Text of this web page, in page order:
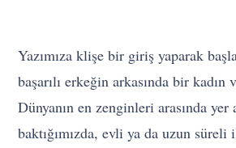
Yazımıza klişe bir giriş yaparak
başarılı erkeğin arkasında bir kadın
Dünyanın en zenginleri arasında
baktığımızda, evli ya da uzun